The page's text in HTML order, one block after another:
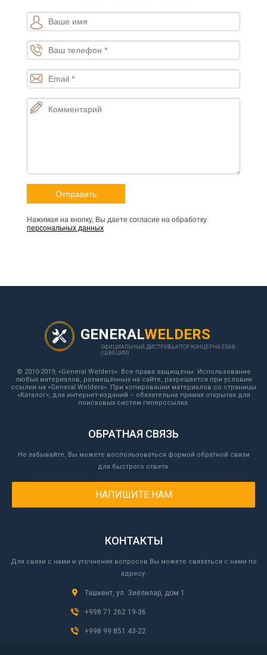
Нажимая на кнопку, Вы даете согласие на обработку
персональных данных
GENERALWELDERS
ОФИЦИАЛЬНЫЙ ДИСТРИБЬЮТОР КОНЦЕРНА ESAB
(ШВЕЦИЯ)
© 2010-2019, «General Welders». Все права защищены. Использование
любых материалов, размещённых на сайте, разрешается при условии
ссылки на «General Welders». При копировании материалов со страницы
«Каталог», для интернет-изданий – обязательна прямая открытая для
поисковых систем гиперссылка.
ОБРАТНАЯ СВЯЗЬ
Не забывайте, Вы можете воспользоваться формой обратной связи
для быстрого ответа.
НАПИШИТЕ НАМ
КОНТАКТЫ
Для связи с нами и уточнения вопросов Вы можете связаться с нами по
адресу:
Ташкент, ул. Зиёлилар, дом 1
+998 71 262 19-36
+998 99 851 43-22